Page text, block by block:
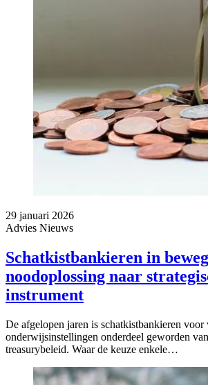
29 januari 2026
Advies Nieuws
Schatkistbankieren in
noodoplossing naar
instrument
De afgelopen jaren is schatkistbankieren voor
onderwijsinstellingen onderdeel geworden
treasurybeleid. Waar de keuze enkele…